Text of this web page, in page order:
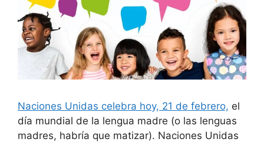
Naciones Unidas celebra hoy, 21 de febrero, el
día mundial de la lengua madre (o las lenguas
madres, habría que matizar). Naciones Unidas